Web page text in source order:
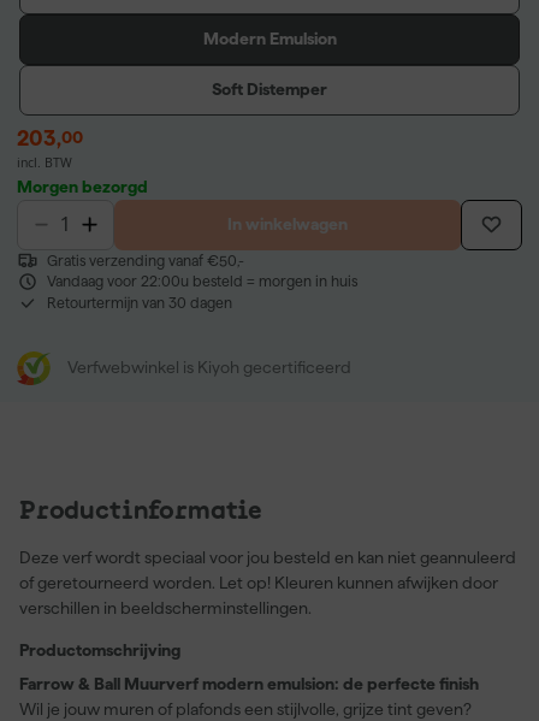
Modern Emulsion
Soft Distemper
203,00
incl. BTW
Morgen bezorgd
In winkelwagen
Gratis verzending vanaf €50,-
Vandaag voor 22:00u besteld = morgen in huis
Retourtermijn van 30 dagen
Verfwebwinkel is Kiyoh gecertificeerd
Productinformatie
Deze verf wordt speciaal voor jou besteld en kan niet geannuleerd
of geretourneerd worden. Let op! Kleuren kunnen afwijken door
verschillen in beeldscherminstellingen.
Productomschrijving
Farrow & Ball Muurverf modern emulsion: de perfecte finish
Wil je jouw muren of plafonds een stijlvolle, grijze tint geven?